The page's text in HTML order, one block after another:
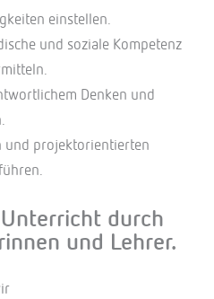
einstellen.
und soziale Kompetenz
Denken und
und projektorientierten
durch
und Lehrer.